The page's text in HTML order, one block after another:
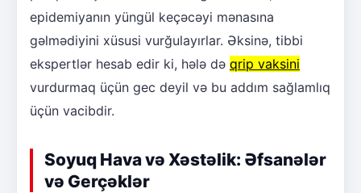
epidemiyanın yüngül keçəcəyi mənasına
gəlmədiyini xüsusi vurğulayırlar. Əksinə, tibbi
ekspertlər hesab edir ki, hələ də qrip vaksini
vurdurmaq üçün gec deyil və bu addım sağlamlıq
üçün vacibdir.
Soyuq Hava və Xəstəlik: Əfsanələr
və Gerçəklər